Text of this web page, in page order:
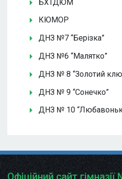
БХТДЮМ
КЮМОР
ДНЗ №7 “Берізка”
ДНЗ №6 “Малятко”
ДНЗ № 8 “Золотий
ДНЗ № 9 “Сонечко”
ДНЗ № 10
Офіційний сайт